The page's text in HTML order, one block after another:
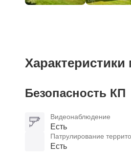
Характеристики
Безопасность КП
Видеонаблюдение
Есть
Патрулирование
Есть